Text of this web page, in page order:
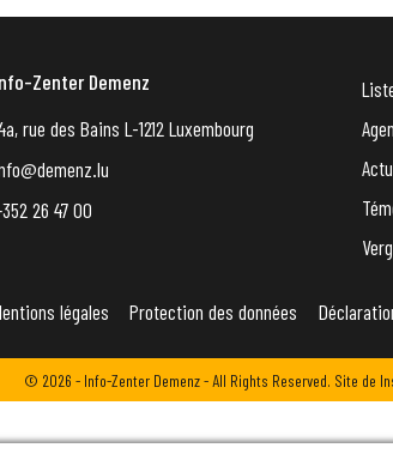
Zenter Demenz
rue des Bains L-1212 Luxembourg
26 47 00
légales Protection des données
© 2026 - Info-Zenter Demenz - All Rights Reserved. Site de